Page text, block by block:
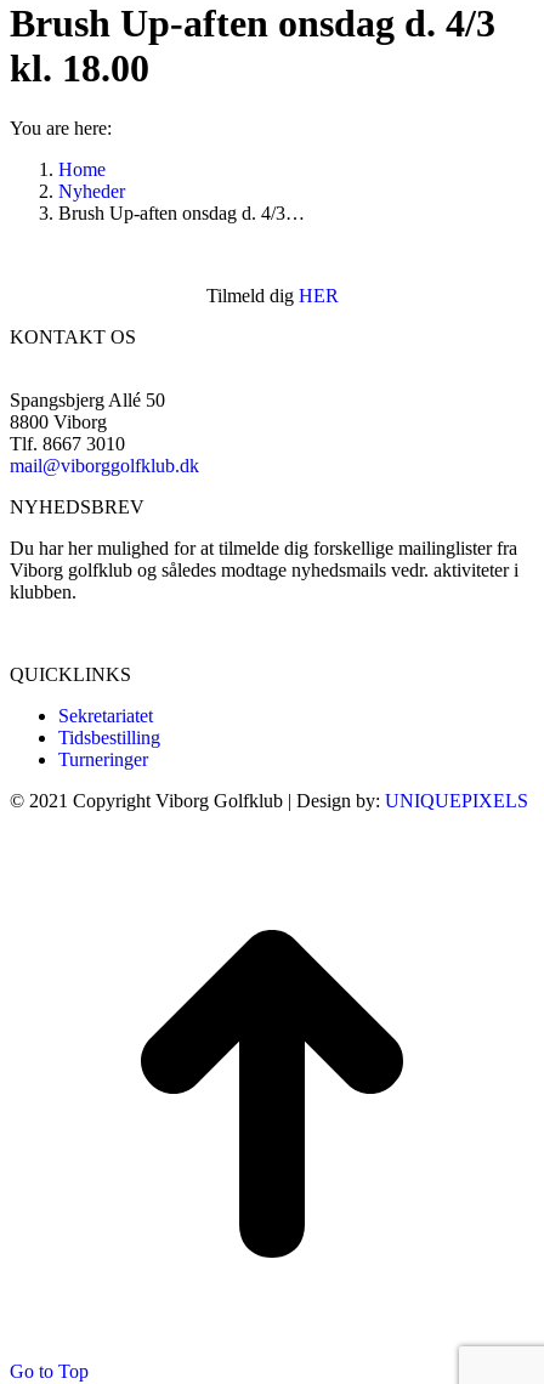
Brush Up-aften onsdag d. 4/3
kl. 18.00
You are here:
Home
Nyheder
Brush Up-aften onsdag d. 4/3…
Tilmeld dig HER
KONTAKT OS
Spangsbjerg Allé 50
8800 Viborg
Tlf. 8667 3010
mail@viborggolfklub.dk
NYHEDSBREV
Du har her mulighed for at tilmelde dig forskellige mailinglister fra
Viborg golfklub og således modtage nyhedsmails vedr. aktiviteter i
klubben.
QUICKLINKS
Sekretariatet
Tidsbestilling
Turneringer
© 2021 Copyright Viborg Golfklub | Design by: UNIQUEPIXELS
Go to Top